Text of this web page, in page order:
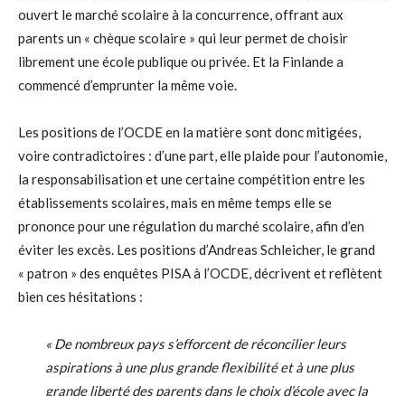
ouvert le marché scolaire à la concurrence, offrant aux
parents un « chèque scolaire » qui leur permet de choisir
librement une école publique ou privée. Et la Finlande a
commencé d’emprunter la même voie.
Les positions de l’OCDE en la matière sont donc mitigées,
voire contradictoires : d’une part, elle plaide pour l’autonomie,
la responsabilisation et une certaine compétition entre les
établissements scolaires, mais en même temps elle se
prononce pour une régulation du marché scolaire, afin d’en
éviter les excès. Les positions d’Andreas Schleicher, le grand
« patron » des enquêtes PISA à l’OCDE, décrivent et reflètent
bien ces hésitations :
« De nombreux pays s’efforcent de réconcilier leurs
aspirations à une plus grande flexibilité et à une plus
grande liberté des parents dans le choix d’école avec la